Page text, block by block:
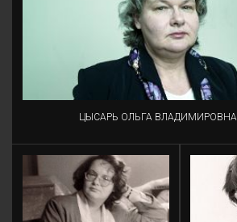
ЦЫСАРЬ ОЛЬГА ВЛАДИМИРОВНА